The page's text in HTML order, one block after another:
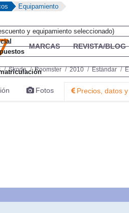
MARCAS REVISTA/BLOG
Skoda Roomster 2010 Estándar
Fotos Precios, datos
Equipamiento
y equipamiento seleccionado)